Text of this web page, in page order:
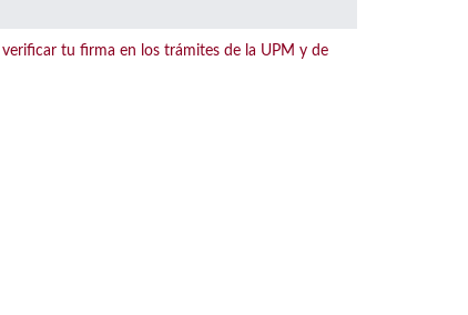
tu firma en los trámites de la UPM y de